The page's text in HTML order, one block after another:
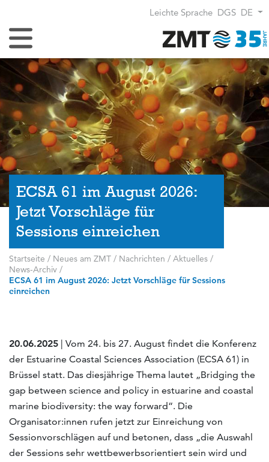
Leichte Sprache DGS DE
Navigation umschalten
ECSA 61 im August 2026:
Jetzt Vorschläge für
Sessions einreichen
Startseite / Neues am ZMT / Nachrichten / Aktuelles /
News-Archiv /
ECSA 61 im August 2026: Jetzt Vorschläge für Sessions
einreichen
20.06.2025 | Vom 24. bis 27. August findet die Konferenz
der Estuarine Coastal Sciences Association (ECSA 61) in
Brüssel statt. Das diesjährige Thema lautet „Bridging the
gap between science and policy in estuarine and coastal
marine biodiversity: the way forward“. Die
Organisator:innen rufen jetzt zur Einreichung von
Sessionvorschlägen auf und betonen, dass „die Auswahl
der Sessions sehr wettbewerbsorientiert sein wird und